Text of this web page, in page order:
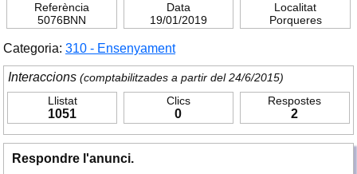
Referència
5076BNN
Data
19/01/2019
Localitat
Porqueres
Categoria: 310 - Ensenyament
Interaccions (comptabilitzades a partir del 24/6/2015)
Llistat
1051
Clics
0
Respostes
2
Respondre l'anunci.